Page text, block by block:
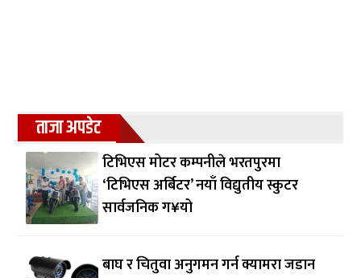
ताजा अपडेट
टिभिएस मोटर कम्पनीले भरतपुरमा
‘टिभिएस अर्बिटर’ नयाँ विद्युतीय स्कुटर
सार्वजनिक ग¥यो
बाघ र चितुवा अनुगमन गर्न क्यामरा जडान